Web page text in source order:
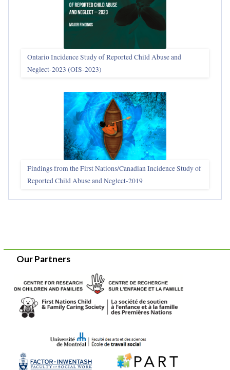
Ontario Incidence Study of Reported Child Abuse and
Neglect-2023 (OIS‑2023)
Findings from the First Nations/Canadian Incidence Study of
Reported Child Abuse and Neglect-2019
Our Partners